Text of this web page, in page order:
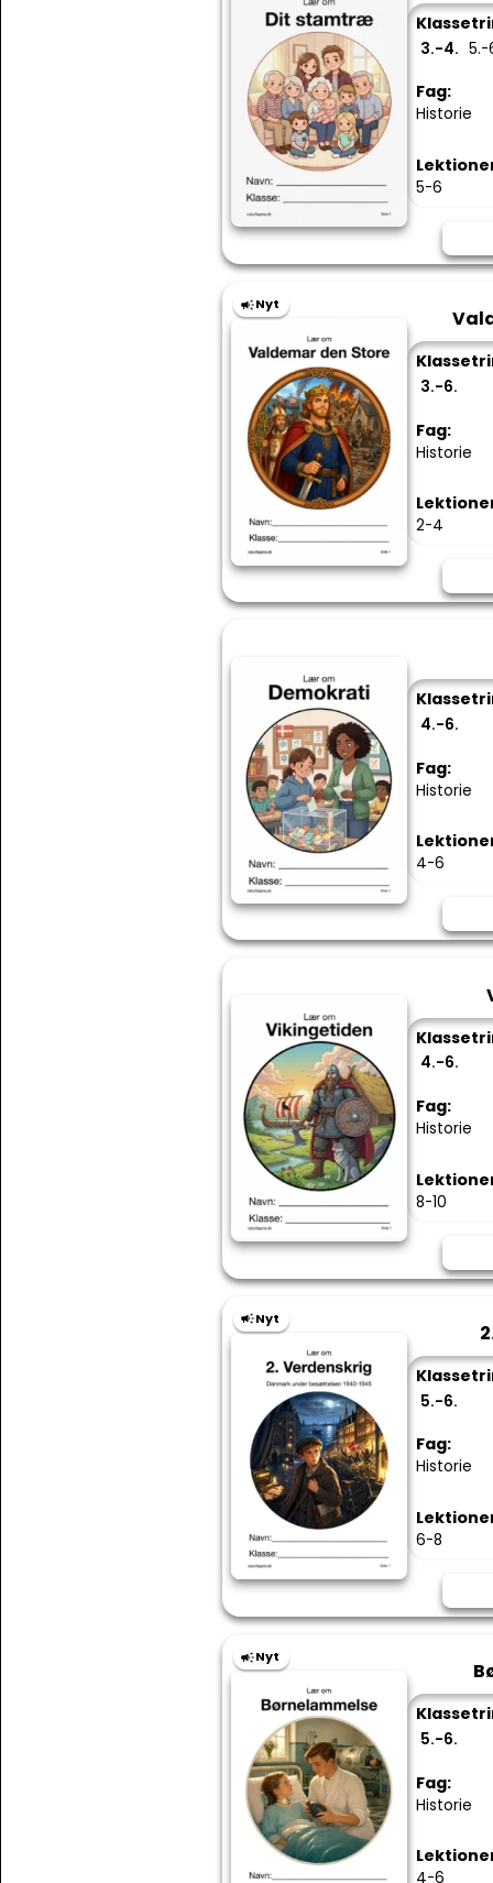
3.-4. 5.-
Fag:
Historie
5-6
Nyt
3.-6.
Fag:
Historie
2-4
4.-6.
Fag:
Historie
4-6
4.-6.
Fag:
Historie
8-10
Nyt
5.-6.
Fag:
Historie
6-8
Nyt
5.-6.
Fag:
Historie
4-6